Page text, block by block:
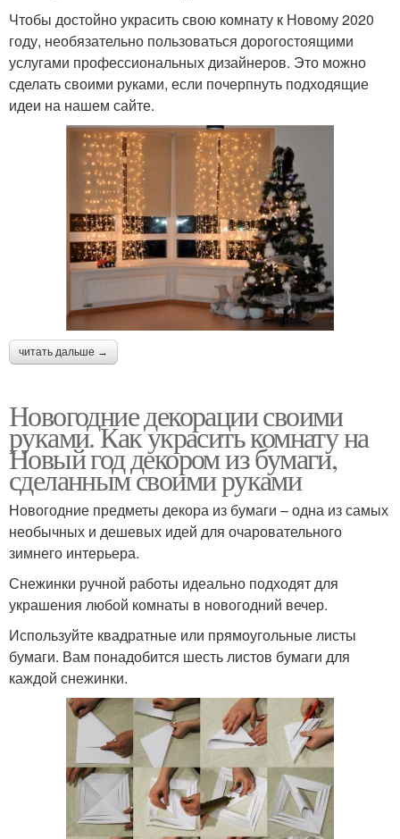
Чтобы достойно украсить свою комнату к Новому 2020
году, необязательно пользоваться дорогостоящими
услугами профессиональных дизайнеров. Это можно
сделать своими руками, если почерпнуть подходящие
идеи на нашем сайте.
читать дальше →
Новогодние декорации своими
руками. Как украсить комнату на
Новый год декором из бумаги,
сделанным своими руками
Новогодние предметы декора из бумаги – одна из самых
необычных и дешевых идей для очаровательного
зимнего интерьера.
Снежинки ручной работы идеально подходят для
украшения любой комнаты в новогодний вечер.
Используйте квадратные или прямоугольные листы
бумаги. Вам понадобится шесть листов бумаги для
каждой снежинки.